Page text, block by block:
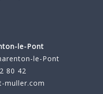
le-Pont
le-Pont
80 42
muller.com